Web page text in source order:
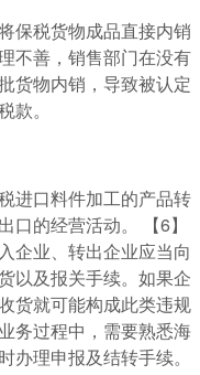
保税货物成品直接内销
不善，销售部门在没有
货物内销，导致被认定
。
进口料件加工的产品转
口的经营活动。 【6】
企业、转出企业应当向
以及报关手续。如果企
货就可能构成此类违规
务过程中，需要熟悉海
理申报及结转手续。